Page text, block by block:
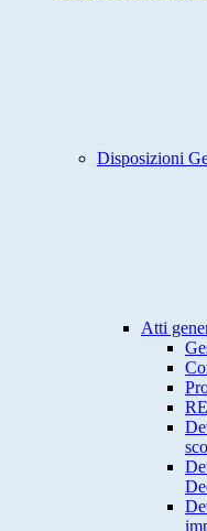
Disposizioni
Atti